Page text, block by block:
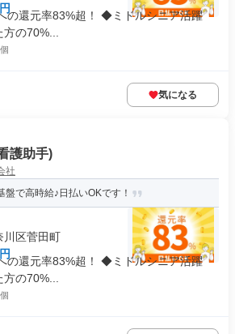
の還元率83%超！ ◆ミドルシニア活躍
の70%...
気になる
護助手)
社
で高時給♪日払いOKです！
川区菅田町
の還元率83%超！ ◆ミドルシニア活躍
の70%...